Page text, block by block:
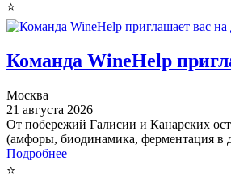
⭐
Команда WineHelp
Москва
21 августа 2026
От побережий Галисии и Канарских
(амфоры, биодинамика, ферментация
Подробнее
⭐